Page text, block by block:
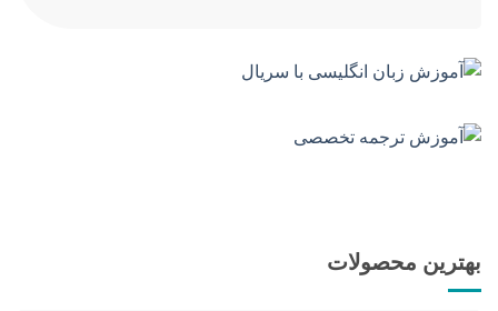
بهترین محصولات